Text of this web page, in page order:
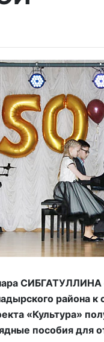
района
«Культура»
пособия для